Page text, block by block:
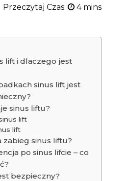
Przeczytaj Czas:
lift i dlaczego jest
sinus lift jest
sinus liftu?
lift
lift
zabieg sinus liftu?
po sinus lifcie – co
bezpieczny?